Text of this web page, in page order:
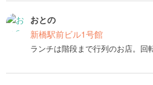
おとの
新橋駅前ビル1号館
ランチは階段まで行列のお店。回